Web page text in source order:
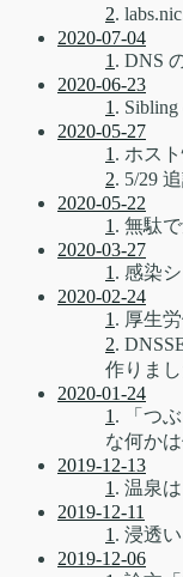
2.
2020-07-04
1 . DNS
2020-06-23
1 .
2020-05-27
1 . ホス
2. 5/29
2020-05-22
1 . 無駄
2020-03-27
1 . 感染
2020-02-24
1 . 厚生
2.
作りま
2020-01-24
1 . 「つ
な何か
2019-12-13
1 . 温泉
2019-12-11
1 . 浸透
2019-12-06